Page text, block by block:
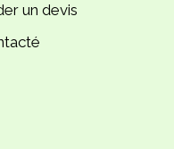
un devis